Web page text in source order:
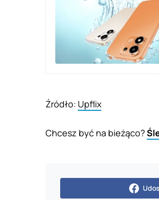
Źródło: Upflix
Chcesz być na bieżąco?